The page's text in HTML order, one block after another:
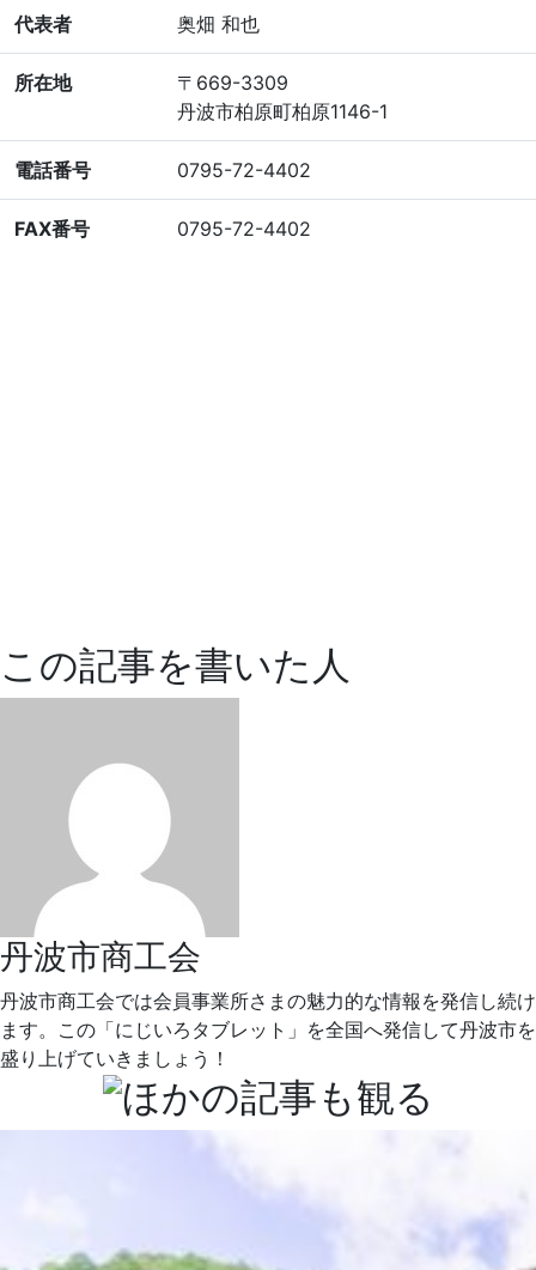
代表者 奥畑 和也
所在地
〒669-3309
丹波市柏原町柏原1146-1
電話番号 0795-72-4402
FAX番号 0795-72-4402
この記事を書いた人
丹波市商工会
丹波市商工会では会員事業所さまの魅力的な情報を発信し続け
ます。この「にじいろタブレット」を全国へ発信して丹波市を
盛り上げていきましょう！